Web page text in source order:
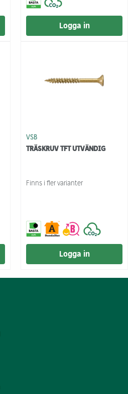
Logga in
VSB
TRÄSKRUV TFT UTVÄNDIG
Finns i fler varianter
Logga in